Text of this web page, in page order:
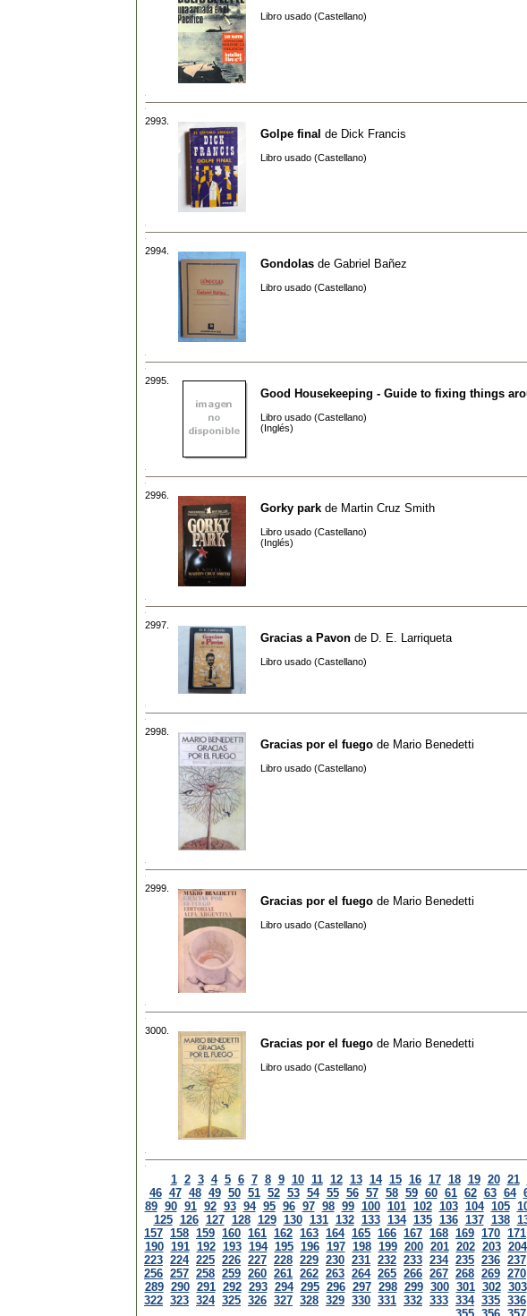
Libro usado (Castellano)
2993.
Golpe final de Dick Francis
Libro usado (Castellano)
2994.
Gondolas de Gabriel Bañez
Libro usado (Castellano)
2995.
Good Housekeeping - Guide to fixing things
Libro usado (Castellano)
(Inglés)
2996.
Gorky park de Martin Cruz Smith
Libro usado (Castellano)
(Inglés)
2997.
Gracias a Pavon de D. E. Larriqueta
Libro usado (Castellano)
2998.
Gracias por el fuego de Mario Benedetti
Libro usado (Castellano)
2999.
Gracias por el fuego de Mario Benedetti
Libro usado (Castellano)
3000.
Gracias por el fuego de Mario Benedetti
Libro usado (Castellano)
1 2 3 4 5 6 7 8 9 10 11 12 13 14 15 16 17 18 19 20 21
46 47 48 49 50 51 52 53 54 55 56 57 58 59 60 61 62 63 64
89 90 91 92 93 94 95 96 97 98 99 100 101 102 103 104 105
125 126 127 128 129 130 131 132 133 134 135 136 137 138
157 158 159 160 161 162 163 164 165 166 167 168 169 170 171
190 191 192 193 194 195 196 197 198 199 200 201 202 203 204
223 224 225 226 227 228 229 230 231 232 233 234 235 236 237
256 257 258 259 260 261 262 263 264 265 266 267 268 269 270
289 290 291 292 293 294 295 296 297 298 299 300 301 302 303
322 323 324 325 326 327 328 329 330 331 332 333 334 335 336